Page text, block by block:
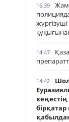
16:39
14:47
14:42